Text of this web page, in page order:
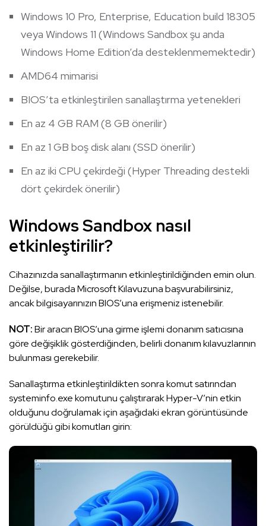
Windows 10 Pro, Enterprise, Education build 18305
veya Windows 11 (Windows Sandbox şu anda
Windows Home Edition’da desteklenmemektedir)
AMD64 mimarisi
BIOS’ta etkinleştirilen sanallaştırma yetenekleri
En az 4 GB RAM (8 GB önerilir)
En az 1 GB boş disk alanı (SSD önerilir)
En az iki CPU çekirdeği (Hyper Threading destekli
dört çekirdek önerilir)
Windows Sandbox nasıl
etkinleştirilir?
Cihazınızda sanallaştırmanın etkinleştirildiğinden emin olun.
Değilse, burada Microsoft Kılavuzuna başvurabilirsiniz,
ancak bilgisayarınızın BIOS’una erişmeniz istenebilir.
NOT:Bir aracın BIOS’una girme işlemi donanım satıcısına
göre değişiklik gösterdiğinden, belirli donanım kılavuzlarının
bulunması gerekebilir.
Sanallaştırma etkinleştirildikten sonra komut satırından
systeminfo.exe komutunu çalıştırarak Hyper-V’nin etkin
olduğunu doğrulamak için aşağıdaki ekran görüntüsünde
görüldüğü gibi komutları girin: